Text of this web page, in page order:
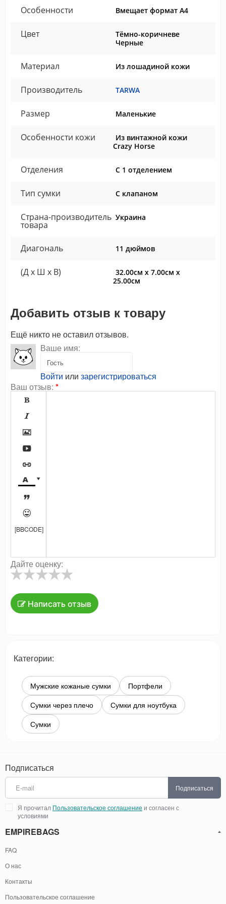
Особенности Вмещает формат А4
Цвет
Тёмно-коричневе
Черные
Материал Из лошадиной кожи
Производитель TARWA
Размер Маленькие
Особенности кожи
Из винтажной кожи
Crazy Horse
Отделения С 1 отделением
Тип сумки С клапаном
Страна-производитель
товара
Украина
Диагональ 11 дюймов
(Д x Ш x В)
32.00см x 7.00см x
25.00см
Добавить отзыв к товару
Ещё никто не оставил отзывов.
Ваше имя:
Войти или зарегистрироваться
Ваш отзыв: *









[BBCODE]
Дайте оценку:
Написать отзыв
Категории:
Мужские кожаные сумки
Портфели
Сумки через плечо
Сумки для ноутбука
Сумки
Подписаться
Подписаться
Я прочитал Пользовательское соглашение и согласен с
условиями
EMPIREBAGS
FAQ
О нас
Контакты
Пользовательское соглашение